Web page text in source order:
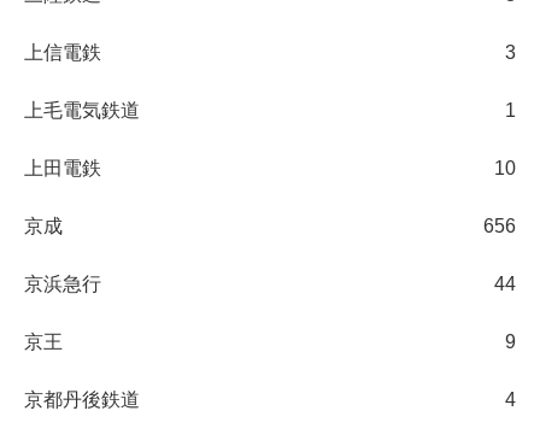
上信電鉄 3
上毛電気鉄道 1
上田電鉄 10
京成 656
京浜急行 44
京王 9
京都丹後鉄道 4